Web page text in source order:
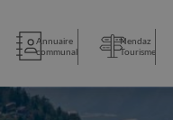
Annuaire
communal
Nendaz
Tourisme